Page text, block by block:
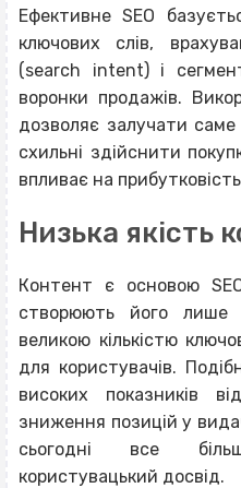
Ефективне SEO
ключових слів,
(search intent) і
воронки продажів.
дозволяє залучати саме
схильні здійснити
впливає на
Низька якість
Контент є основою
створюють його лише
великою кількістю
для користувачів.
високих показників
зниження позицій у
сьогодні все
користувацький досвід.